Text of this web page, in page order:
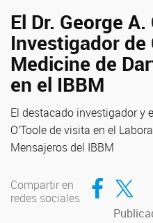
El Dr. George A.
Investigador
Medicine de
en el IBBM
El destacado investigador y
O’Toole de visita en el
Mensajeros del IBBM
Compartir en
redes sociales
Compartir en
Compartir